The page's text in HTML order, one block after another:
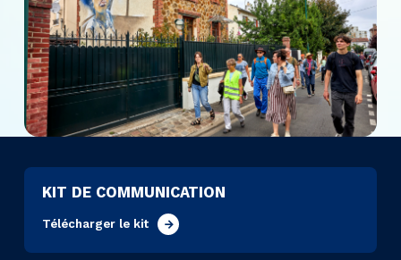
KIT DE COMMUNICATION
Télécharger le kit